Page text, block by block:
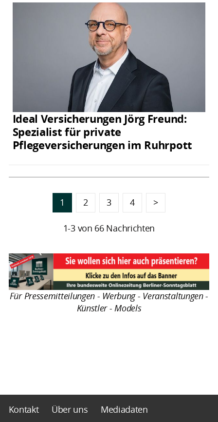
Ideal Versicherungen Jörg Freund:
Spezialist für private
Pflegeversicherungen im Ruhrpott
1 2 3 4 >
1-3 von 66 Nachrichten
Für Pressemitteilungen - Werbung - Veranstaltungen -
Künstler - Models
Kontakt Über uns
Mediadaten